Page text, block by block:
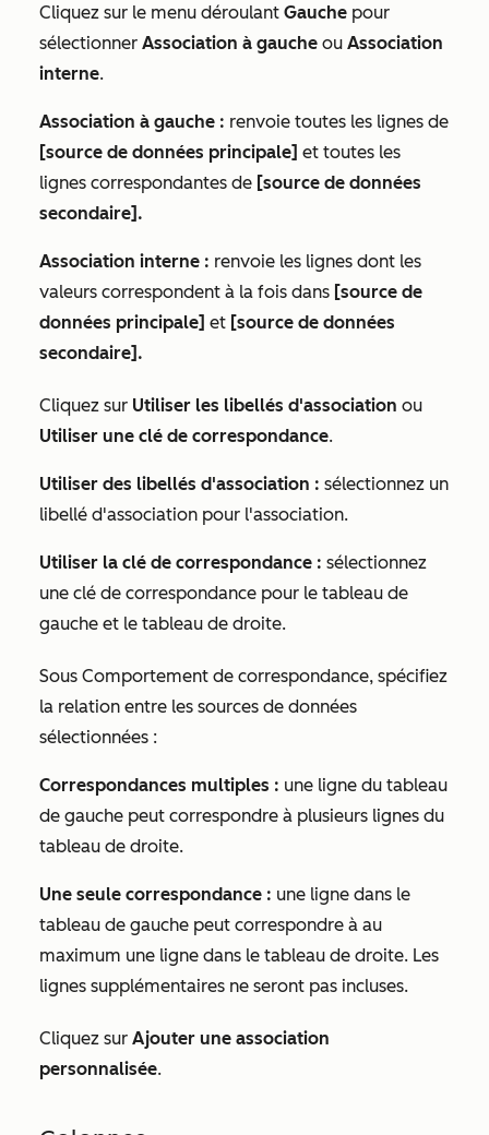
Cliquez sur le menu déroulant Gauche pour
sélectionner Association à gauche ou Association
interne.
Association à gauche : renvoie toutes les lignes de
[source de données principale] et toutes les
lignes correspondantes de [source de données
secondaire].
Association interne : renvoie les lignes dont les
valeurs correspondent à la fois dans [source de
données principale] et [source de données
secondaire].
Cliquez sur Utiliser les libellés d'association ou
Utiliser une clé de correspondance.
Utiliser des libellés d'association : sélectionnez un
libellé d'association pour l'association.
Utiliser la clé de correspondance : sélectionnez
une clé de correspondance pour le tableau de
gauche et le tableau de droite.
Sous Comportement de correspondance, spécifiez
la relation entre les sources de données
sélectionnées :
Correspondances multiples : une ligne du tableau
de gauche peut correspondre à plusieurs lignes du
tableau de droite.
Une seule correspondance : une ligne dans le
tableau de gauche peut correspondre à au
maximum une ligne dans le tableau de droite. Les
lignes supplémentaires ne seront pas incluses.
Cliquez sur Ajouter une association
personnalisée.